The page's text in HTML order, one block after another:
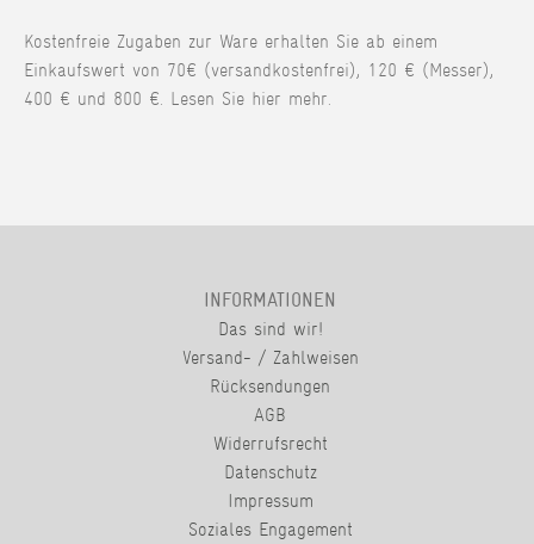
Kostenfreie Zugaben zur Ware erhalten Sie ab einem
Einkaufswert von 70€ (versandkostenfrei), 120 € (Messer),
400 € und 800 €. Lesen Sie hier mehr.
INFORMATIONEN
Das sind wir!
Versand- / Zahlweisen
Rücksendungen
AGB
Widerrufsrecht
Datenschutz
Impressum
Soziales Engagement